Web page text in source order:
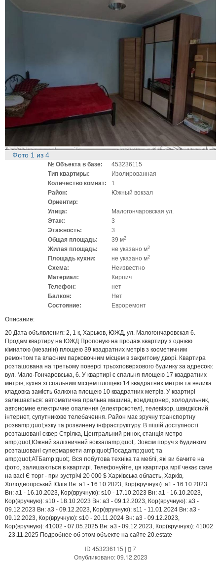
Фото 1 из 4
№ Объекта в базе:
453236115
Тип квартиры:
Изолированная
Количество комнат:
1
Район:
Южный вокзал
Ориентир:
Улица:
Малогончаровская ул.
Этаж:
3
Этажность:
3
Общая площадь:
39 м2
Жилая площадь: не указано м2
Площадь кухни: не указано м2
Схема:
Неизвестно
Материал:
Кирпич
Телефон:
нет
Балкон:
Нет
Состояние:
Евроремонт
Описание:
20 Дата объявления: 2, 1 к, Харьков, ЮЖД, ул. Малогончаровская 6.
Продам квартиру на ЮЖД Пропоную на продаж квартиру з однією
кімнатою (мезанін) площею 39 квадратних метрів з косметичним
ремонтом та власним парковочним місцем в закритому дворі. Квартира
розташована на третьому поверсі трьохповерхового будинку за адресою:
вул. Мало-Гончаровська, 6. У квартирі є спальня площею 17 квадратних
метрів, кухня зі спальним місцем площею 14 квадратних метрів та велика
кладовка замість балкона площею 10 квадратних метрів. У квартирі
залишається: автоматична пральна машина, кондиціонер, холодильник,
автономне електричне опалення (електрокотел), телевізор, швидкісний
інтернет, супутникове телебачення. Район має зручну транспортну
розвamp;quot;язку та розвинену інфраструктуру. В пішій доступності
розташовані сквер Стрілка, Центральний ринок, станція метро
amp;quot;Южний залізничний вокзалamp;quot;. Зовсім поруч з будинком
розташовані супермаркети amp;quot;Посадamp;quot; та
amp;quot;АТБamp;quot;. Вся побутова техніка та меблі, які ви бачите на
фото, залишаються в квартирі. Телефонуйте, ця квартира мрії чекає саме
на вас! Є торг - при зустрічі 20 000 $ Харківська область, Харків,
Холодногірський Юлія Вн: a1 - 16.10.2023, Кор(вручную): a1 - 16.10.2023
Вн: a1 - 16.10.2023, Кор(вручную): s10 - 17.10.2023 Вн: a1 - 16.10.2023,
Кор(вручную): s10 - 18.10.2023 Вн: a3 - 09.12.2023, Кор(вручную): a3 -
09.12.2023 Вн: a3 - 09.12.2023, Кор(вручную): s11 - 11.01.2024 Вн: a3 -
09.12.2023, Кор(вручную): s10 - 20.11.2024 Вн: a3 - 09.12.2023,
Кор(вручную): 41002 - 07.05.2025 Вн: a3 - 09.12.2023, Кор(вручную): 41002
- 23.11.2025 Подробнее об этом объекте на сайте 20.estate
ID 453236115 |
7
Опубликовано: 09.12.2023